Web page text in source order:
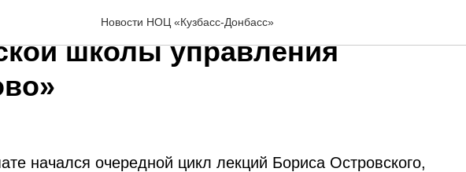
Новости НОЦ «Кузбасс-Донбасс»
стартовал новый цикл лекций
школы управления
начался очередной цикл лекций Бориса Островского,